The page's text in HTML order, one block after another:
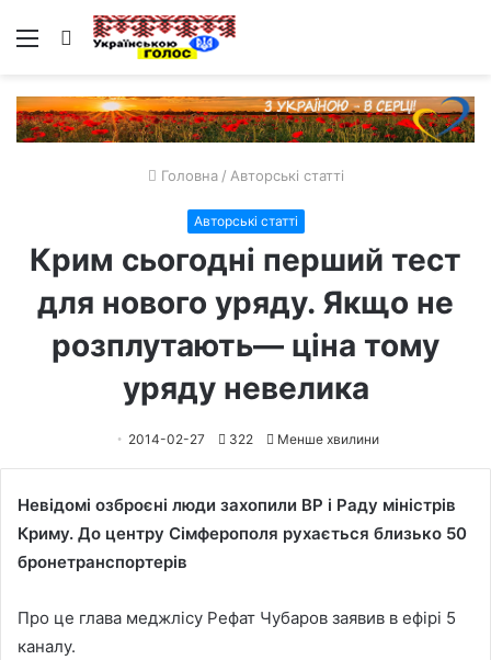
Меню Пошук
Головна / Авторські статті
Авторські статті
Крим сьогодні перший тест
для нового уряду. Якщо не
розплутають— ціна тому
уряду невелика
2014-02-27 322 Менше хвилини
Невідомі озброєні люди захопили ВР і Раду міністрів
Криму. До центру Сімферополя рухається близько 50
бронетранспортерів
Про це глава меджлісу Рефат Чубаров заявив в ефірі 5
каналу.